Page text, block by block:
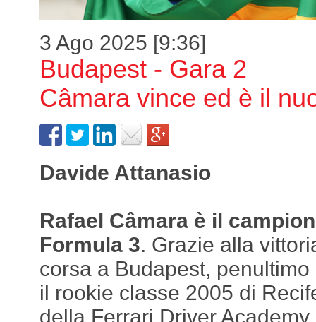
3 Ago 2025 [9:36]
Budapest - Gara 2
Câmara vince ed è il
Davide Attanasio
Rafael Câmara è il
Formula 3. Grazie alla
corsa a Budapest,
il rookie classe 2005 di
della Ferrari Driver